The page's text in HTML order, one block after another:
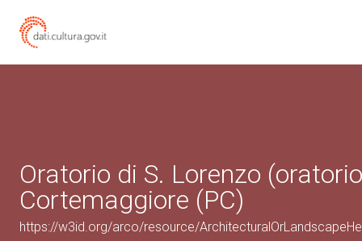
Oratorio di S. Lorenzo
Cortemaggiore (PC)
https://w3id.org/arco/resource/